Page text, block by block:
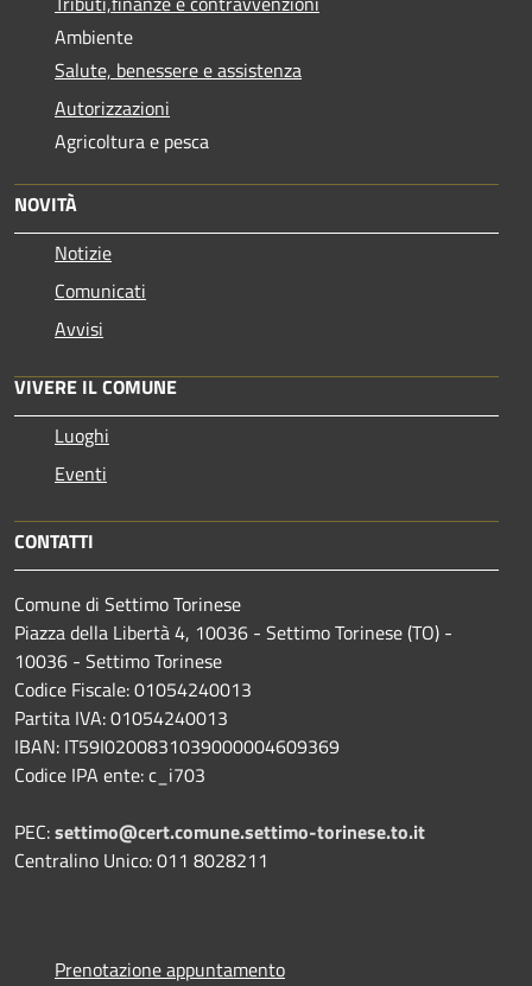
Ambiente
Salute, benessere e assistenza
Autorizzazioni
Agricoltura e pesca
NOVITÀ
Notizie
Comunicati
Avvisi
VIVERE IL COMUNE
Luoghi
Eventi
CONTATTI
Comune di Settimo Torinese
Piazza della Libertà 4, 10036 - Settimo Torinese (TO) -
10036 - Settimo Torinese
Codice Fiscale: 01054240013
Partita IVA: 01054240013
IBAN: IT59I0200831039000004609369
Codice IPA ente: c_i703
PEC:settimo@cert.comune.settimo-torinese.to.it
Centralino Unico: 011 8028211
Prenotazione appuntamento